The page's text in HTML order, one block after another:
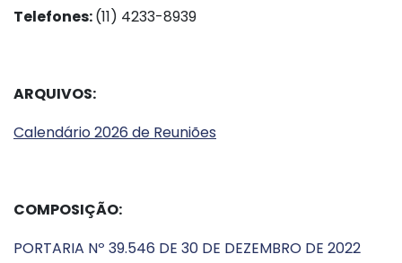
Telefones:(11) 4233-8939
ARQUIVOS:
Calendário 2026 de Reuniões
COMPOSIÇÃO:
PORTARIA Nº 39.546 DE 30 DE DEZEMBRO DE 2022